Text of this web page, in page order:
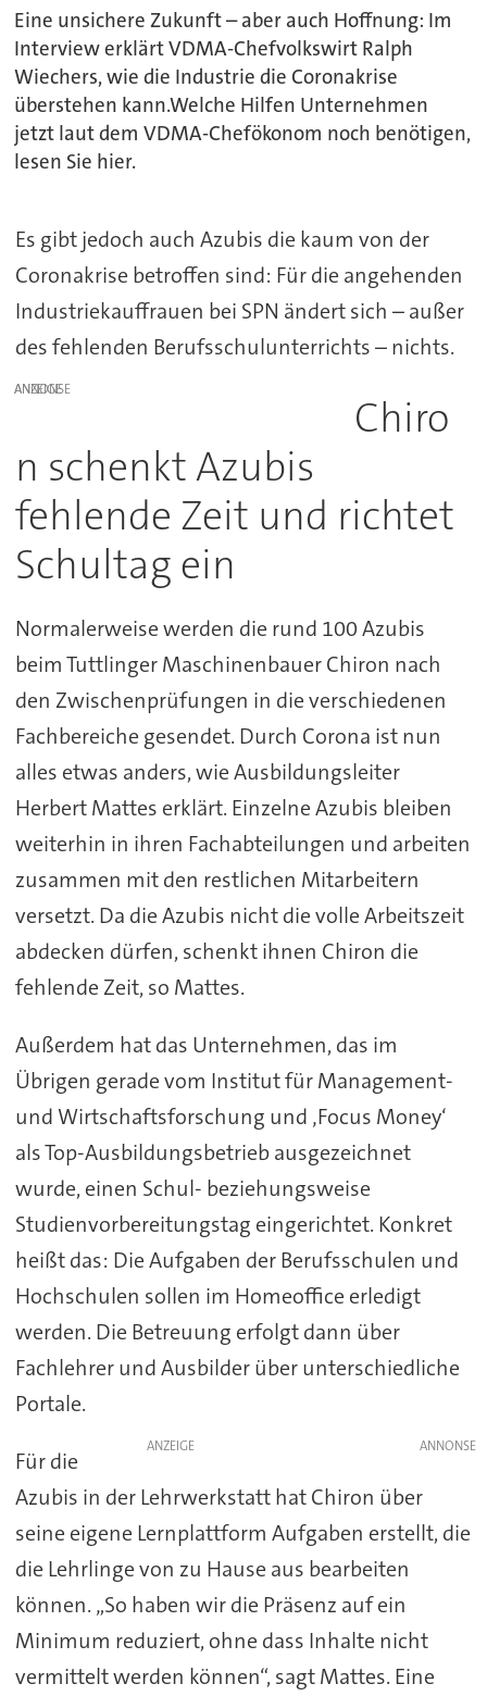
Eine unsichere Zukunft – aber auch Hoffnung: Im
Interview erklärt VDMA-Chefvolkswirt Ralph
Wiechers, wie die Industrie die Coronakrise
überstehen kann.Welche Hilfen Unternehmen
jetzt laut dem VDMA-Chefökonom noch benötigen,
lesen Sie hier.
Es gibt jedoch auch Azubis die kaum von der
Coronakrise betroffen sind: Für die angehenden
Industriekauffrauen bei SPN ändert sich – außer
des fehlenden Berufsschulunterrichts – nichts.
ANZEIGE
Chiro
n schenkt Azubis
fehlende Zeit und richtet
Schultag ein
Normalerweise werden die rund 100 Azubis
beim Tuttlinger Maschinenbauer Chiron nach
den Zwischenprüfungen in die verschiedenen
Fachbereiche gesendet. Durch Corona ist nun
alles etwas anders, wie Ausbildungsleiter
Herbert Mattes erklärt. Einzelne Azubis bleiben
weiterhin in ihren Fachabteilungen und arbeiten
zusammen mit den restlichen Mitarbeitern
versetzt. Da die Azubis nicht die volle Arbeitszeit
abdecken dürfen, schenkt ihnen Chiron die
fehlende Zeit, so Mattes.
Außerdem hat das Unternehmen, das im
Übrigen gerade vom Institut für Management-
und Wirtschaftsforschung und ‚Focus Money‘
als Top-Ausbildungsbetrieb ausgezeichnet
wurde, einen Schul- beziehungsweise
Studienvorbereitungstag eingerichtet. Konkret
heißt das: Die Aufgaben der Berufsschulen und
Hochschulen sollen im Homeoffice erledigt
werden. Die Betreuung erfolgt dann über
Fachlehrer und Ausbilder über unterschiedliche
Portale.
ANZEIGE
Für die
Azubis in der Lehrwerkstatt hat Chiron über
seine eigene Lernplattform Aufgaben erstellt, die
die Lehrlinge von zu Hause aus bearbeiten
können. „So haben wir die Präsenz auf ein
Minimum reduziert, ohne dass Inhalte nicht
vermittelt werden können“, sagt Mattes. Eine